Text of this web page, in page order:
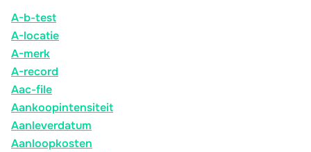
A-b-test
A-locatie
A-merk
A-record
Aac-file
Aankoopintensiteit
Aanleverdatum
Aanloopkosten